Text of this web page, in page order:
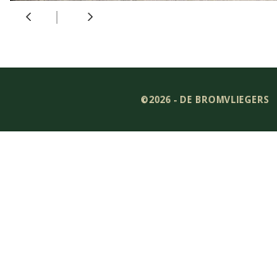
©2026 - DE BROMVLIEGERS